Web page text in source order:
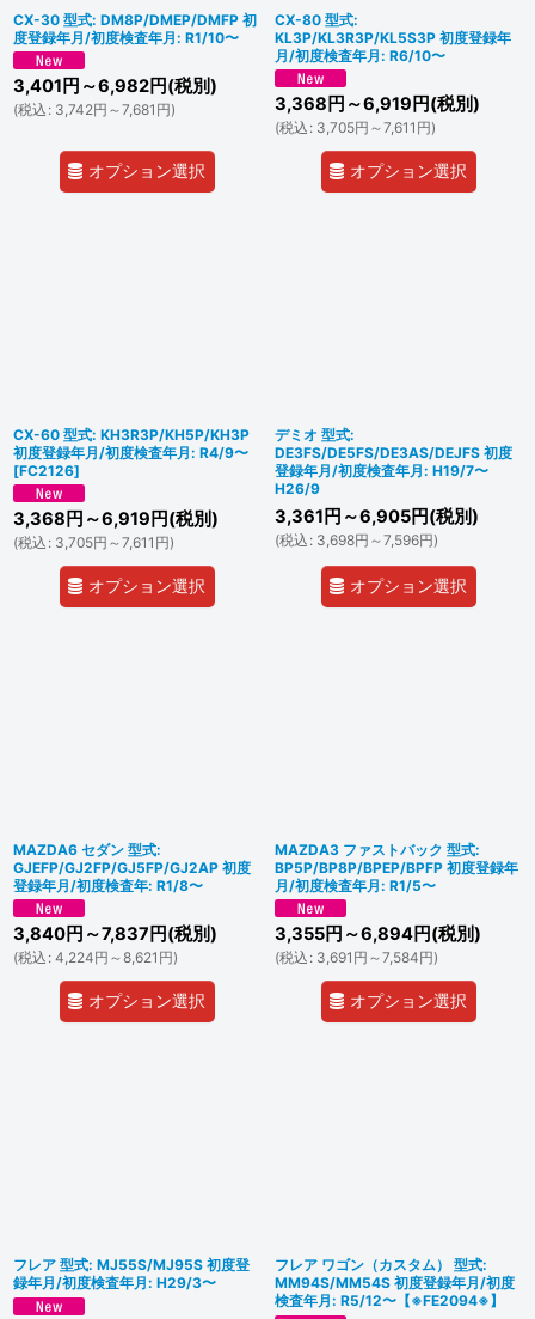
CX-30 型式: DM8P/DMEP/DMFP 初
度登録年月/初度検査年月: R1/10〜
3,401 円 ～6,982円(税別)
(税込 : 3,742円 ～7,681 円)
オプション選択
CX-80 型式:
KL3P/KL3R3P/KL5S3P 初度登録年
月/初度検査年月: R6/10〜
3,368 円 ～6,919 円(税別)
(税込 : 3,705円 ～7,611 円)
オプション選択
CX-60 型式: KH3R3P/KH5P/KH3P
初度登録年月/初度検査年月: R4/9〜
[FC2126]
3,368 円 ～6,919 円(税別)
(税込 : 3,705円 ～7,611 円)
オプション選択
デミオ 型式:
DE3FS/DE5FS/DE3AS/DEJFS 初度
登録年月/初度検査年月: H19/7〜
H26/9
3,361 円 ～6,905円(税別)
(税込 : 3,698円 ～7,596円)
オプション選択
MAZDA6 セダン 型式:
GJEFP/GJ2FP/GJ5FP/GJ2AP 初度
登録年月/初度検査年: R1/8〜
3,840円 ～7,837 円(税別)
(税込 : 4,224円 ～8,621 円)
オプション選択
MAZDA3 ファストバック 型式:
BP5P/BP8P/BPEP/BPFP 初度登録年
月/初度検査年月: R1/5〜
3,355円 ～6,894円(税別)
(税込 : 3,691 円 ～7,584円)
オプション選択
フレア 型式: MJ55S/MJ95S 初度登
録年月/初度検査年月: H29/3〜
フレア ワゴン（カスタム） 型式:
MM94S/MM54S 初度登録年月/初度
検査年月: R5/12〜【※FE2094※】